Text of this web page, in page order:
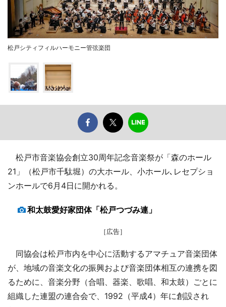
松戸シティフィルハーモニー管弦楽団
松戸市音楽協会創立30周年記念音楽祭が「森のホール
21」（松戸市千駄堀）の大ホール、小ホール､レセプショ
ンホールで6月4日に開かれる。
和太鼓愛好家団体「松戸つづみ連」
［広告］
同協会は松戸市内を中心に活動するアマチュア音楽団体
が、地域の音楽文化の振興および音楽団体相互の連携を図
るために、音楽分野（合唱、器楽、歌唱、和太鼓）ごとに
組織した連盟の連合会で、1992（平成4）年に創設され